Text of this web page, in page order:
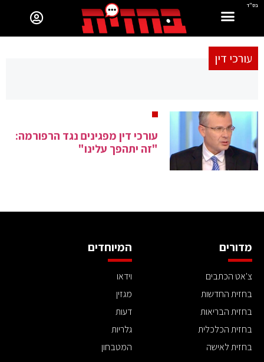
בס"ד
עורכי דין
עורכי דין מפגינים נגד הרפורמה:
"זה יתהפך עלינו"
מדורים
צ'אט הכתבים
בחזית החדשות
בחזית הבריאות
בחזית הכלכלית
בחזית לאישה
המיוחדים
וידאו
מגזין
דעות
גלריות
המטבחון